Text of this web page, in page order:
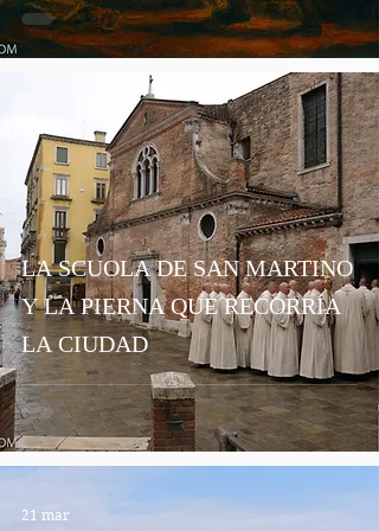
LA SCUOLA DE SAN MARTINO
Y LA PIERNA QUE RECORRÍA
LA CIUDAD
21 mar